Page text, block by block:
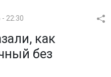
- 22:30
как
без